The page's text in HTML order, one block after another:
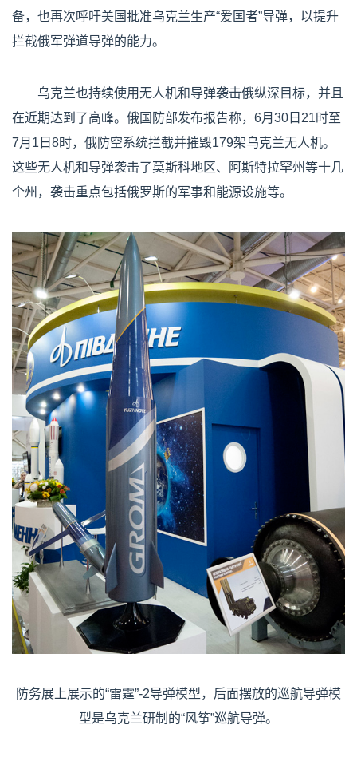
备，也再次呼吁美国批准乌克兰生产“爱国者”导弹，以提升
拦截俄军弹道导弹的能力。
乌克兰也持续使用无人机和导弹袭击俄纵深目标，并且
在近期达到了高峰。俄国防部发布报告称，6月30日21时至
7月1日8时，俄防空系统拦截并摧毁179架乌克兰无人机。
这些无人机和导弹袭击了莫斯科地区、阿斯特拉罕州等十几
个州，袭击重点包括俄罗斯的军事和能源设施等。
防务展上展示的“雷霆”-2导弹模型，后面摆放的巡航导弹模
型是乌克兰研制的“风筝”巡航导弹。